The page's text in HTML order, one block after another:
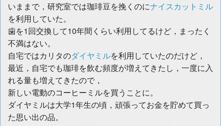
いままで，研究室では珈琲豆を挽くのにナイスカットミル
を利用していた。
歯を1回交換して10年間くらい利用してるけど，まったく
不満はない。
自宅ではカリタのダイヤミルを利用していたのだけど，
最近，自宅でも珈琲を飲む頻度が増えてきたし，一度に入
れる量も増えてきたので，
新しい電動のコーヒーミルを買うことに。
ダイヤミルは大学1年生の頃，頑張ってお金を貯めて買っ
た思い出の品。